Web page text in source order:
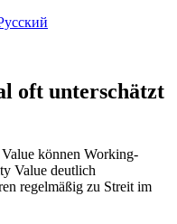
oft unterschätzt
können Working-
Value deutlich
regelmäßig zu Streit im